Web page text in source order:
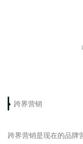
跨界营销
跨界营销是现在的品牌